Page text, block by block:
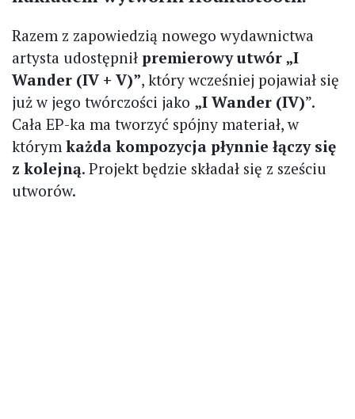
Razem z zapowiedzią nowego wydawnictwa
artysta udostępnił premierowy utwór „I
Wander (IV + V)”, który wcześniej pojawiał się
już w jego twórczości jako „I Wander (IV)”.
Cała EP-ka ma tworzyć spójny materiał, w
którym każda kompozycja płynnie łączy się
z kolejną. Projekt będzie składał się z sześciu
utworów.